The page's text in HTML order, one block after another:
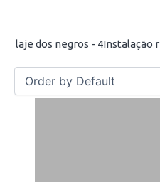
laje dos negros - 4Instalação